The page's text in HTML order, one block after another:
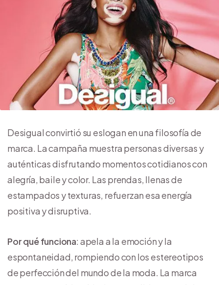
Desigual convirtió su eslogan en una filosofía de
marca. La campaña muestra personas diversas y
auténticas disfrutando momentos cotidianos con
alegría, baile y color. Las prendas, llenas de
estampados y texturas, refuerzan esa energía
positiva y disruptiva.
Por qué funciona: apela a la emoción y la
espontaneidad, rompiendo con los estereotipos
de perfección del mundo de la moda. La marca